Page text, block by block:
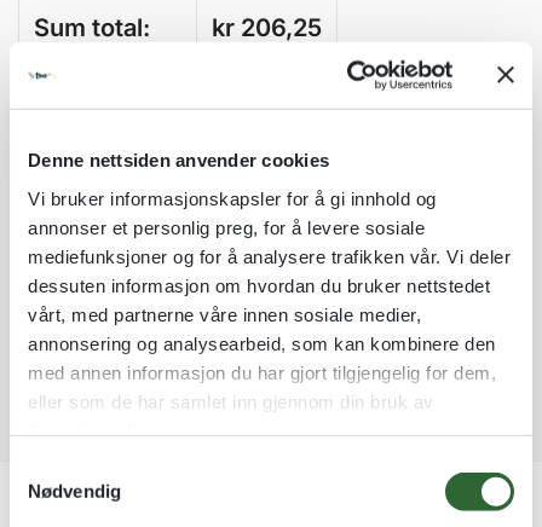
Denne nettsiden anvender cookies
Vi bruker informasjonskapsler for å gi innhold og
annonser et personlig preg, for å levere sosiale
mediefunksjoner og for å analysere trafikken vår. Vi deler
dessuten informasjon om hvordan du bruker nettstedet
vårt, med partnerne våre innen sosiale medier,
annonsering og analysearbeid, som kan kombinere den
med annen informasjon du har gjort tilgjengelig for dem,
eller som de har samlet inn gjennom din bruk av
Nødvendig
Kunstlop-L87
Sum total: kr 206,25
n
Kvantumsrabatt mange av våre produkter
Ordre som haster kan sendes innad 1-2 virkedager mot tillegg
Garantert trygg betaling